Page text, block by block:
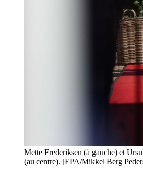
Mette Frederiksen (à gauche) et
(au centre). [EPA/Mikkel Berg